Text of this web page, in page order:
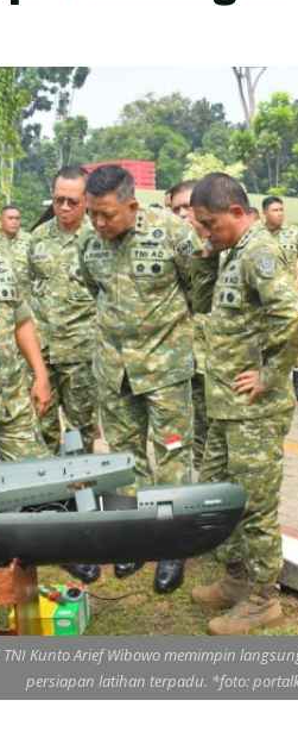
Kunto Arief Wibowo memimpin
persiapan latihan terpadu. *foto: